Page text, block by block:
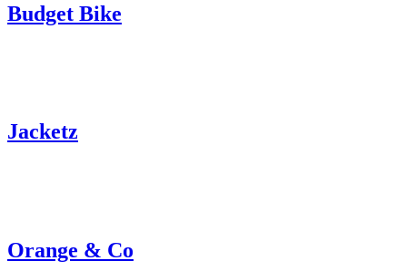
Budget Bike
Jacketz
Orange & Co